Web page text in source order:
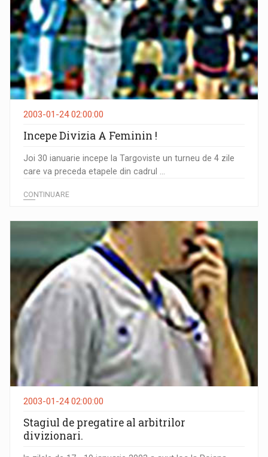
2003-01-24 02:00:00
Incepe Divizia A Feminin !
Joi 30 ianuarie incepe la Targoviste un turneu de 4 zile
care va preceda etapele din cadrul ...
CONTINUARE
2003-01-24 02:00:00
Stagiul de pregatire al arbitrilor
divizionari.